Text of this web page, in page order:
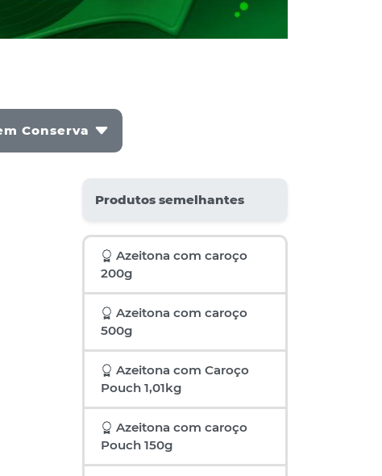
Conserva
Produtos semelhantes
Azeitona com caroço
200g
Azeitona com caroço
500g
Azeitona com Caroço
Pouch 1,01kg
Azeitona com caroço
Pouch 150g